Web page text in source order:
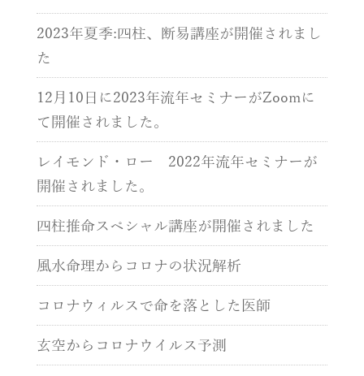
2023年夏季:四柱、断易講座が開催されまし
た
12月10日に2023年流年セミナーがZoomに
て開催されました。
レイモンド・ロー 2022年流年セミナーが
開催されました。
四柱推命スペシャル講座が開催されました
風水命理からコロナの状況解析
コロナウィルスで命を落とした医師
玄空からコロナウイルス予測